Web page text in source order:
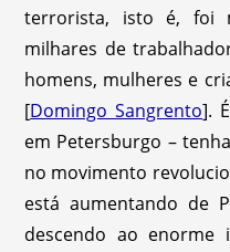
terrorista, isto é, foi
milhares de
homens, mulheres e
[Domingo Sangrento].
em Petersburgo –
no movimento
está aumentando de
descendo ao enorme